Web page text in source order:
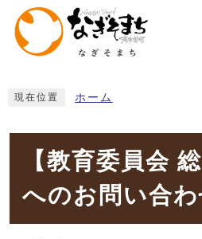
ページの先頭です
現在位置 ホーム
【教育委員会
へのお問い合わ